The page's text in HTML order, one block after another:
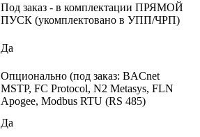
Под заказ - в комплектации ПРЯМОЙ
ПУСК (укомплектовано в УПП/ЧРП)
Да
Опционально (под заказ: BACnet
MSTP, FC Protocol, N2 Metasys, FLN
Apogee, Modbus RTU (RS 485)
Да